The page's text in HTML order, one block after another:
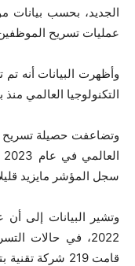
عمليات تسريح الموظفين
التكنولوجيا العالمي منذ
وتضاعفت حصيلة تسريح
سجل المؤشر مايزيد قليلاً على 25 ألف
2022، في حالات